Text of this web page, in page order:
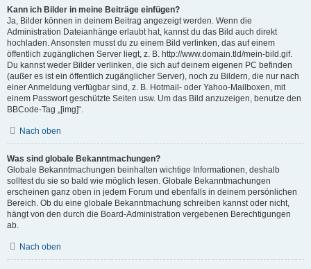
Kann ich Bilder in meine Beiträge einfügen?
Ja, Bilder können in deinem Beitrag angezeigt werden. Wenn die
Administration Dateianhänge erlaubt hat, kannst du das Bild auch direkt
hochladen. Ansonsten musst du zu einem Bild verlinken, das auf einem
öffentlich zugänglichen Server liegt, z. B. http://www.domain.tld/mein-bild.gif.
Du kannst weder Bilder verlinken, die sich auf deinem eigenen PC befinden
(außer es ist ein öffentlich zugänglicher Server), noch zu Bildern, die nur nach
einer Anmeldung verfügbar sind, z. B. Hotmail- oder Yahoo-Mailboxen, mit
einem Passwort geschützte Seiten usw. Um das Bild anzuzeigen, benutze den
BBCode-Tag „[img]“.
Nach oben
Was sind globale Bekanntmachungen?
Globale Bekanntmachungen beinhalten wichtige Informationen, deshalb
solltest du sie so bald wie möglich lesen. Globale Bekanntmachungen
erscheinen ganz oben in jedem Forum und ebenfalls in deinem persönlichen
Bereich. Ob du eine globale Bekanntmachung schreiben kannst oder nicht,
hängt von den durch die Board-Administration vergebenen Berechtigungen
ab.
Nach oben